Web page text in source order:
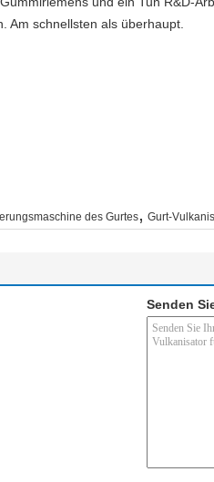
Am schnellsten als überhaupt.
des Gurtes, Gurt-
Senden